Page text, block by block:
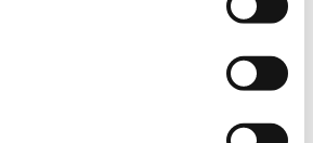
Keulakaiteet ja kaidepylväät
Kaidevaijerit, -verkot ja päätehelat
Kaidekiinnikkeet ja -pidikkeet